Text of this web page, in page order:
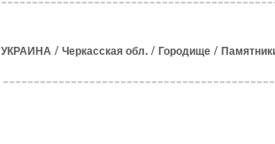
УКРАИНА / Черкасская обл. / Городище /